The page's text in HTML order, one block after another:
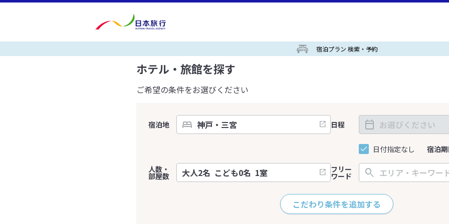
宿泊プラン 検索・予約
ホテル・旅館を探す
ご希望の条件をお選びください
宿泊地 日程
日付指定なし 宿泊
人数・
部屋数
フリー
ワード
こだわり条件を追加する